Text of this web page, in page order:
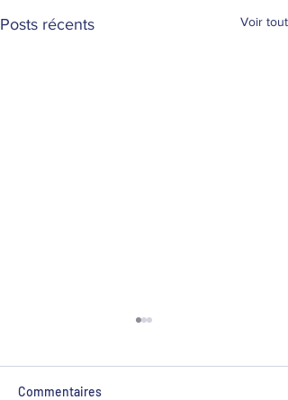
Posts récents Voir tout
Commentaires